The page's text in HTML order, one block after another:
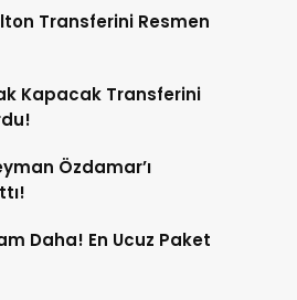
Transferini Resmen
Kapacak Transferini
Özdamar’ı
Daha! En Ucuz Paket